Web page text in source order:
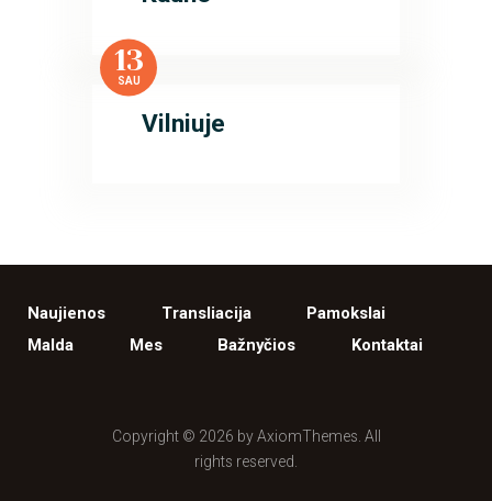
13
SAU
Vilniuje
Naujienos Transliacija
Pamokslai
Malda
Mes Bažnyčios Kontaktai
Copyright © 2026 by AxiomThemes. All
rights reserved.